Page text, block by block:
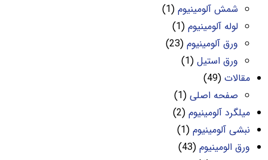
شمش آلومینیوم (1)
لوله آلومینیوم (1)
ورق آلومینیوم (23)
ورق استیل (1)
مقالات (49)
صفحه اصلی (1)
میلگرد آلومینیوم (2)
نبشی آلومینیوم (1)
ورق الومینیوم (43)